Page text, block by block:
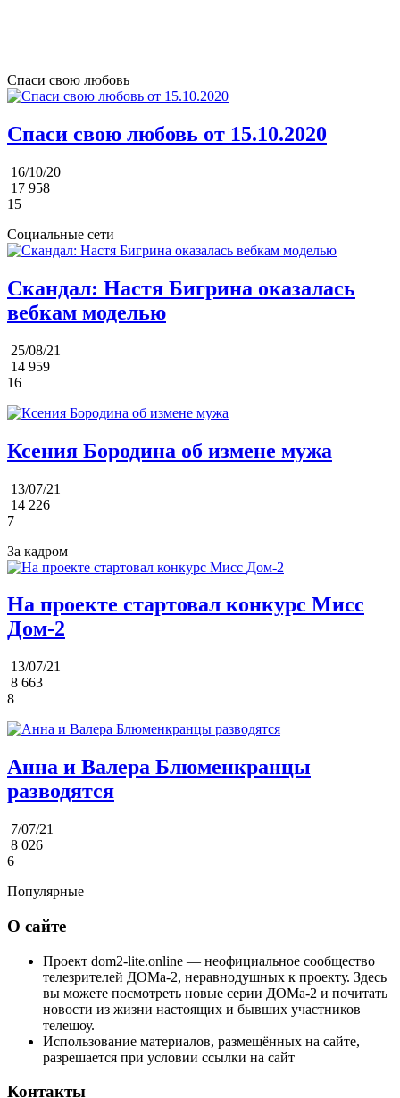
Спаси свою любовь
Спаси свою любовь от 15.10.2020
16/10/20
17 958
15
Социальные сети
Скандал: Настя Бигрина оказалась
вебкам моделью
25/08/21
14 959
16
Ксения Бородина об измене мужа
13/07/21
14 226
7
За кадром
На проекте стартовал конкурс Мисс
Дом-2
13/07/21
8 663
8
Анна и Валера Блюменкранцы
разводятся
7/07/21
8 026
6
Популярные
О сайте
Проект dom2-lite.online — неофициальное сообщество
телезрителей ДОМа-2, неравнодушных к проекту. Здесь
вы можете посмотреть новые серии ДОМа-2 и почитать
новости из жизни настоящих и бывших участников
телешоу.
Использование материалов, размещённых на сайте,
разрешается при условии ссылки на сайт
Контакты